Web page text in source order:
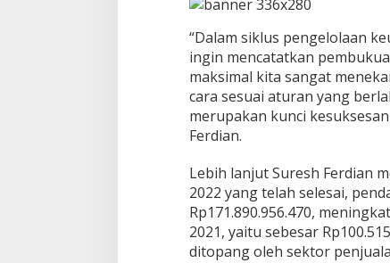
u
u
t
“Dalam siklus pengelolaan
ingin mencatatkan
maksimal kita sangat
cara sesuai aturan yang
merupakan kunci
Ferdian.
Lebih lanjut Suresh Ferdian
2022 yang telah selesai,
Rp171.890.956.470,
2021, yaitu sebesar
ditopang oleh sektor